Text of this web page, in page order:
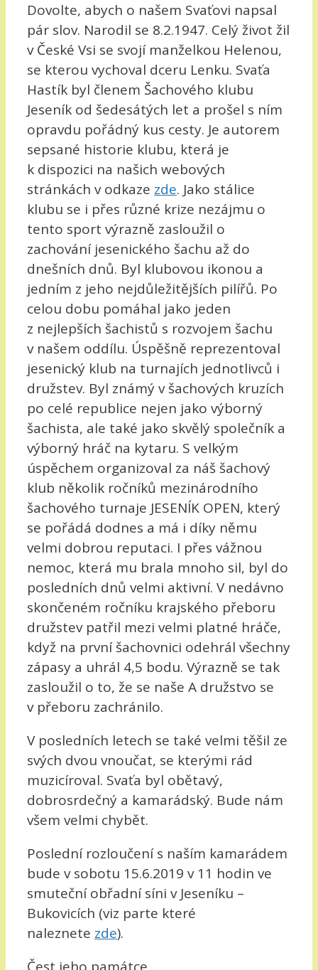
Dovolte, abych o našem Svaťovi napsal
pár slov. Narodil se 8.2.1947. Celý život žil
v České Vsi se svojí manželkou Helenou,
se kterou vychoval dceru Lenku. Svaťa
Hastík byl členem Šachového klubu
Jeseník od šedesátých let a prošel s ním
opravdu pořádný kus cesty. Je autorem
sepsané historie klubu, která je
k dispozici na našich webových
stránkách v odkaze zde. Jako stálice
klubu se i přes různé krize nezájmu o
tento sport výrazně zasloužil o
zachování jesenického šachu až do
dnešních dnů. Byl klubovou ikonou a
jedním z jeho nejdůležitějších pilířů. Po
celou dobu pomáhal jako jeden
z nejlepších šachistů s rozvojem šachu
v našem oddílu. Úspěšně reprezentoval
jesenický klub na turnajích jednotlivců i
družstev. Byl známý v šachových kruzích
po celé republice nejen jako výborný
šachista, ale také jako skvělý společník a
výborný hráč na kytaru. S velkým
úspěchem organizoval za náš šachový
klub několik ročníků mezinárodního
šachového turnaje JESENÍK OPEN, který
se pořádá dodnes a má i díky němu
velmi dobrou reputaci. I přes vážnou
nemoc, která mu brala mnoho sil, byl do
posledních dnů velmi aktivní. V nedávno
skončeném ročníku krajského přeboru
družstev patřil mezi velmi platné hráče,
když na první šachovnici odehrál všechny
zápasy a uhrál 4,5 bodu. Výrazně se tak
zasloužil o to, že se naše A družstvo se
v přeboru zachránilo.
V posledních letech se také velmi těšil ze
svých dvou vnoučat, se kterými rád
muzicíroval. Svaťa byl obětavý,
dobrosrdečný a kamarádský. Bude nám
všem velmi chybět.
Poslední rozloučení s naším kamarádem
bude v sobotu 15.6.2019 v 11 hodin ve
smuteční obřadní síni v Jeseníku –
Bukovicích (viz parte které
naleznete zde).